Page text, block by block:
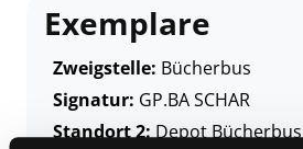
Exemplare
Zweigstelle: Bücherbus
Signatur: GP.BA SCHAR
Standort 2:Depot Bücherbus